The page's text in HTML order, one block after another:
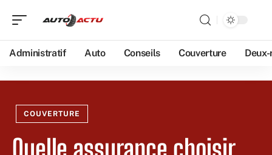
Administratif Auto Conseils Couverture
COUVERTURE